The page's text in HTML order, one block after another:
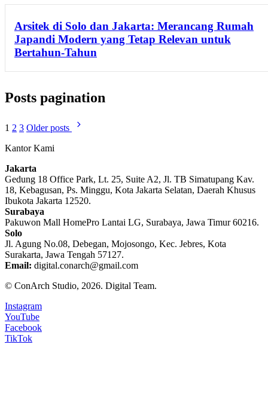
Arsitek di Solo dan Jakarta: Merancang Rumah
Japandi Modern yang Tetap Relevan untuk
Bertahun-Tahun
Posts pagination
1 2 3 Older posts
Kantor Kami
Jakarta
Gedung 18 Office Park, Lt. 25, Suite A2, Jl. TB Simatupang Kav.
18, Kebagusan, Ps. Minggu, Kota Jakarta Selatan, Daerah Khusus
Ibukota Jakarta 12520.
Surabaya
Pakuwon Mall HomePro Lantai LG, Surabaya, Jawa Timur 60216.
Solo
Jl. Agung No.08, Debegan, Mojosongo, Kec. Jebres, Kota
Surakarta, Jawa Tengah 57127.
Email: digital.conarch@gmail.com
© ConArch Studio, 2026. Digital Team.
Instagram
YouTube
Facebook
TikTok